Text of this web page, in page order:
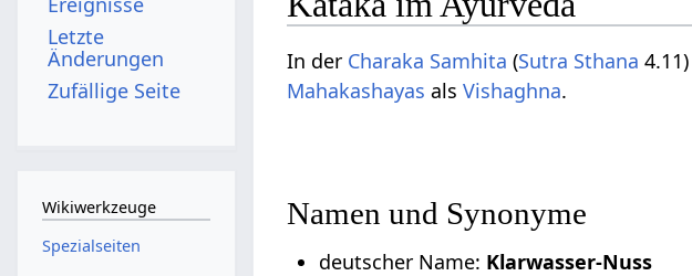
In der Charaka Samhita (Sutra Sthana
Mahakashayas alsVishaghna.
Namen und Synonyme
deutscher Name: Klarwasser-Nuss
Letzte
Änderungen
Zufällige Seite
Wikiwerkzeuge
Spezialseiten